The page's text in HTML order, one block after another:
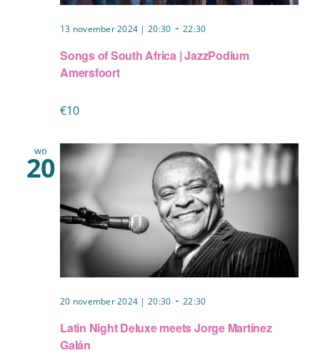
Songs of South Africa | JazzPodium
Amersfoort
13 november 2024 | 20:30 -22:30
€10
wo
20
Latin Night Deluxe meets Jorge Martínez
Galán
20 november 2024 | 20:30 -22:30